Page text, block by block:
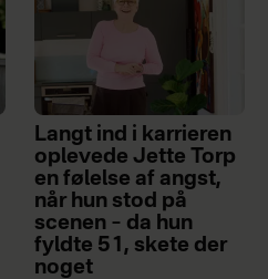
Langt ind i karrieren
oplevede Jette Torp
en følelse af angst,
når hun stod på
scenen – da hun
fyldte 51, skete der
noget